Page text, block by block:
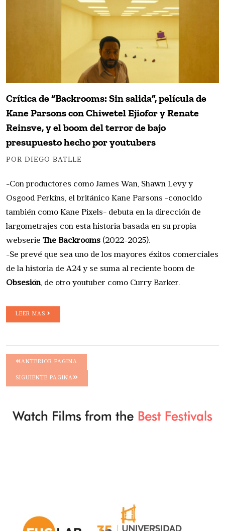
Crítica de “Backrooms: Sin salida”, película de
Kane Parsons con Chiwetel Ejiofor y Renate
Reinsve, y el boom del terror de bajo
presupuesto hecho por youtubers
POR DIEGO BATLLE
-Con productores como James Wan, Shawn Levy y
Osgood Perkins, el británico Kane Parsons -conocido
también como Kane Pixels- debuta en la dirección de
largometrajes con esta historia basada en su propia
webserie The Backrooms (2022-2025).
-Se prevé que sea uno de los mayores éxitos comerciales
de la historia de A24 y se suma al reciente boom de
Obsesión, de otro youtuber como Curry Barker.
LEER MAS
ANTERIOR PAGINA
SIGUIENTE PAGINA